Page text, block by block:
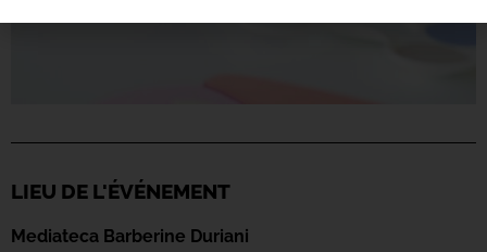
LIEU DE L'ÉVÉNEMENT
Mediateca Barberine Duriani